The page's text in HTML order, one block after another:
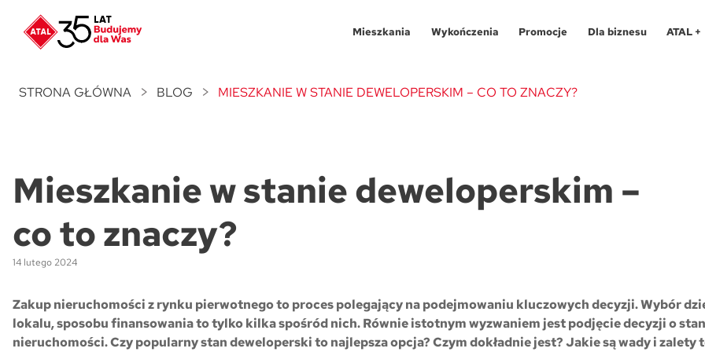
Mieszkania
Aglomeracja Śląska
Katowice
Swarzędz
Szczecin
Wykończenia
Pakiety
Promocje
Kraków
Trójmiasto / Reda
Dla biznesu
Lokale
ATAL +
STRONA GŁÓWNA BLOG MIESZKANIE W STANIE DEWELOPERSKIM – CO TO ZNACZY?
Mieszkanie w stanie deweloperskim –
co to znaczy?
14 lutego 2024
Zakup nieruchomości z rynku pierwotnego to proces polegający na podejmowaniu kluczowych decyzji. Wybór
lokalu, sposobu finansowania to tylko kilka spośród nich. Równie istotnym wyzwaniem jest podjęcie decyzji o
nieruchomości. Czy popularny stan deweloperski to najlepsza opcja? Czym dokładnie jest? Jakie są wady i zalety
w Poznaniu
NOWOŚĆ
Program Poleceń ATAL
NOWOŚĆ
ATAL Floriana w Szczecinie
NOWOŚĆ
ATAL Ruczaj w Krakowie